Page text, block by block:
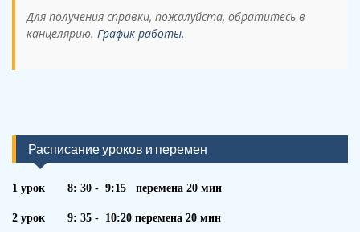
Для получения справки, пожалуйста, обратитесь в
канцелярию. График работы.
Расписание уроков и перемен
1 урок 8: 30 - 9:15 перемена 20 мин
2 урок 9: 35 - 10:20 перемена 20 мин